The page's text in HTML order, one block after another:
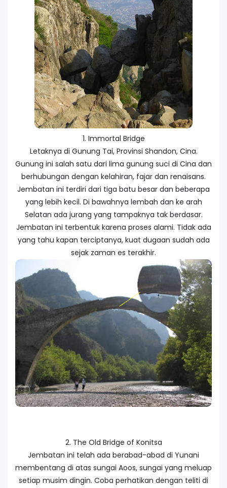
1. Immortal Bridge
Letaknya di Gunung Tai, Provinsi Shandon, Cina.
Gunung ini salah satu dari lima gunung suci di Cina dan
berhubungan dengan kelahiran, fajar dan renaisans.
Jembatan ini terdiri dari tiga batu besar dan beberapa
yang lebih kecil. Di bawahnya lembah dan ke arah
Selatan ada jurang yang tampaknya tak berdasar.
Jembatan ini terbentuk karena proses alami. Tidak ada
yang tahu kapan terciptanya, kuat dugaan sudah ada
sejak zaman es terakhir.
2. The Old Bridge of Konitsa
Jembatan ini telah ada berabad-abad di Yunani
membentang di atas sungai Aoos, sungai yang meluap
setiap musim dingin. Coba perhatikan dengan teliti di